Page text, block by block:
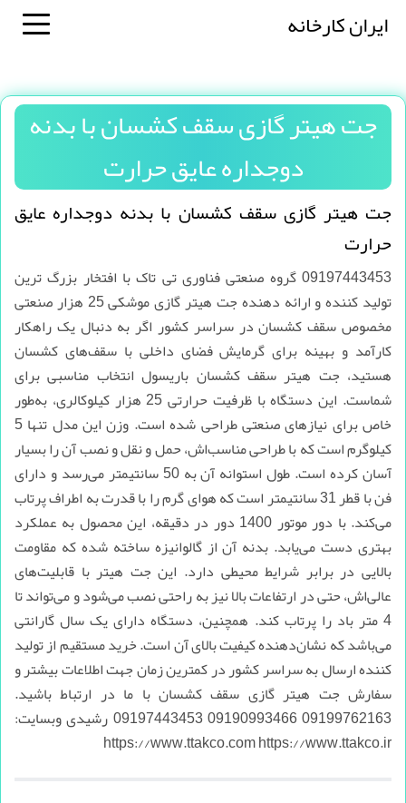
ایران کارخانه
جت هیتر گازی سقف کشسان با بدنه
دوجداره عایق حرارت
جت هیتر گازی سقف کشسان با بدنه دوجداره عایق
حرارت
09197443453 گروه صنعتی فناوری تی تاک با افتخار بزرگ ترین
تولید کننده و ارائه دهنده جت هیتر گازی موشکی 25 هزار صنعتی
مخصوص سقف کشسان در سراسر کشور اگر به دنبال یک راهکار
کارآمد و بهینه برای گرمایش فضای داخلی با سقف‌های کشسان
هستید، جت هیتر سقف کشسان باریسول انتخاب مناسبی برای
شماست. این دستگاه با ظرفیت حرارتی 25 هزار کیلوکالری، به‌طور
خاص برای نیازهای صنعتی طراحی شده است. وزن این مدل تنها 5
کیلوگرم است که با طراحی مناسب‌اش، حمل و نقل و نصب آن را بسیار
آسان کرده است. طول استوانه آن به 50 سانتیمتر می‌رسد و دارای
فن با قطر 31 سانتیمتر است که هوای گرم را با قدرت به اطراف پرتاب
می‌کند. با دور موتور 1400 دور در دقیقه، این محصول به عملکرد
بهتری دست می‌یابد. بدنه آن از گالوانیزه ساخته شده که مقاومت
بالایی در برابر شرایط محیطی دارد. این جت هیتر با قابلیت‌های
عالی‌اش، حتی در ارتفاعات بالا نیز به راحتی نصب می‌شود و می‌تواند تا
4 متر باد را پرتاب کند. همچنین، دستگاه دارای یک سال گارانتی
می‌باشد که نشان‌دهنده کیفیت بالای آن است. خرید مستقیم از تولید
کننده ارسال به سراسر کشور در کمترین زمان جهت اطلاعات بیشتر و
سفارش جت هیتر گازی سقف کشسان با ما در ارتباط باشید.
09199762163 09190993466 09197443453 رشیدی وبسایت:
https://www.ttakco.com https://www.ttakco.ir